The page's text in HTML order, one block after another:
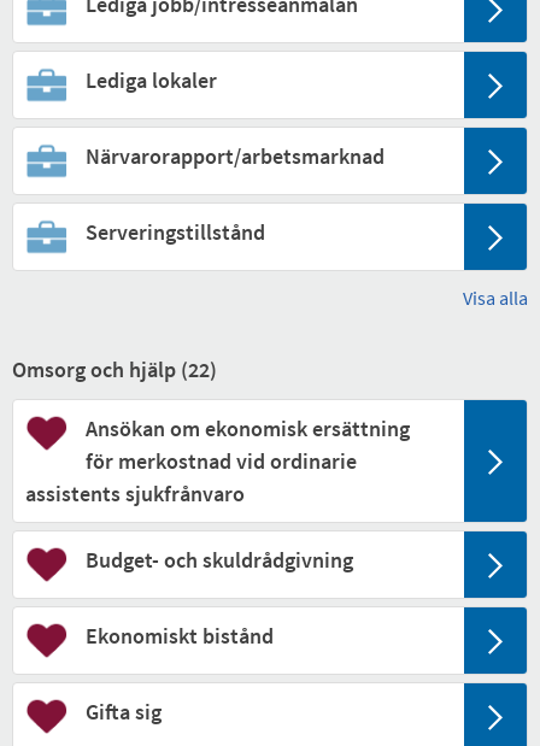
Lediga lokaler
Närvarorapport/arbetsmarknad
Serveringstillstånd
Visa alla
Omsorg och hjälp (22)
Ansökan om ekonomisk ersättning
för merkostnad vid ordinarie
assistents sjukfrånvaro
Budget- och skuldrådgivning
Ekonomiskt bistånd
Gifta sig